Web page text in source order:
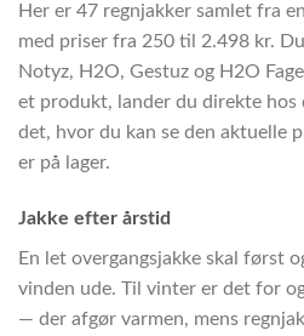
Her er 47 regnjakker samlet fra
med priser fra 250 til 2.498 kr.
Notyz, H2O, Gestuz og H2O
et produkt, lander du direkte
det, hvor du kan se den aktuelle
er på lager.
Jakke efter årstid
En let overgangsjakke skal først
vinden ude. Til vinter er det for
— der afgør varmen, mens